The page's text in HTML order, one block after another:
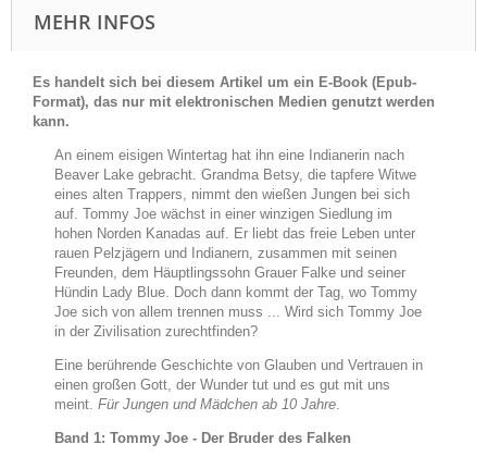
MEHR INFOS
Es handelt sich bei diesem Artikel um ein E-Book (Epub-
Format), das nur mit elektronischen Medien genutzt werden
kann.
An einem eisigen Wintertag hat ihn eine Indianerin nach
Beaver Lake gebracht. Grandma Betsy, die tapfere Witwe
eines alten Trappers, nimmt den wießen Jungen bei sich
auf. Tommy Joe wächst in einer winzigen Siedlung im
hohen Norden Kanadas auf. Er liebt das freie Leben unter
rauen Pelzjägern und Indianern, zusammen mit seinen
Freunden, dem Häuptlingssohn Grauer Falke und seiner
Hündin Lady Blue. Doch dann kommt der Tag, wo Tommy
Joe sich von allem trennen muss ... Wird sich Tommy Joe
in der Zivilisation zurechtfinden?
Eine berührende Geschichte von Glauben und Vertrauen in
einen großen Gott, der Wunder tut und es gut mit uns
meint. Für Jungen und Mädchen ab 10 Jahre.
Band 1: Tommy Joe - Der Bruder des Falken